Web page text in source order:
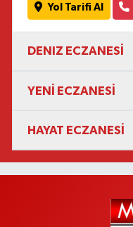
Yol Tarifi Al
DENIZ ECZANESİ
YENİ ECZANESİ
HAYAT ECZANESİ